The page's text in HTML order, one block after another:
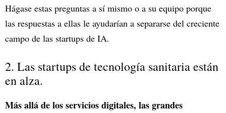
Hágase estas preguntas a sí mismo o a su equipo porque
las respuestas a ellas le ayudarían a separarse del creciente
campo de las startups de IA.
2. Las startups de tecnología sanitaria están
en alza.
Más allá de los servicios digitales, las grandes